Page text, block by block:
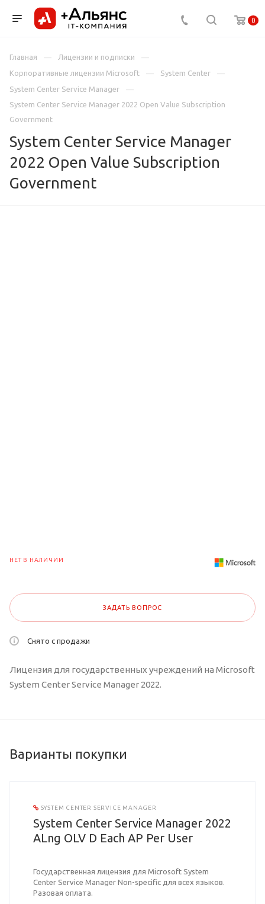
0
Главная
Лицензии и подписки
Корпоративные лицензии Microsoft
System Center
System Center Service Manager
System Center Service Manager 2022 Open Value Subscription
Government
System Center Service Manager
2022 Open Value Subscription
Government
НЕТ В НАЛИЧИИ
ЗАДАТЬ ВОПРОС
Снято с продажи
Лицензия для государственных учреждений на Microsoft
System Center Service Manager 2022.
Варианты покупки
SYSTEM CENTER SERVICE MANAGER
System Center Service Manager 2022
ALng OLV D Each AP Per User
Государственная лицензия для Microsoft System
Center Service Manager Non-specific для всех языков.
Разовая оплата.